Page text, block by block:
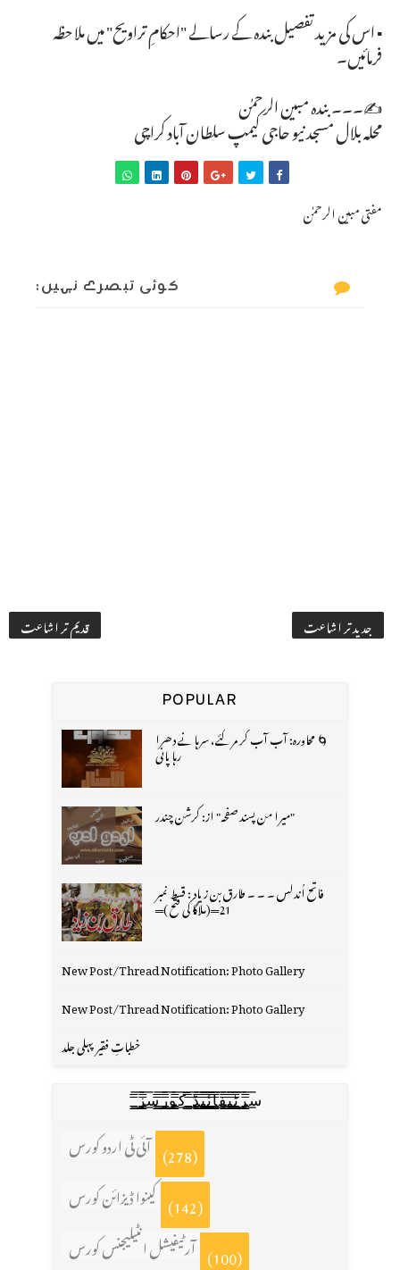
▪️ اس کی مزید تفصیل بندہ کے رسالے "احکامِ تراویح" میں ملاحظہ
فرمائیں۔
✍️۔۔۔ بندہ مبین الرحمٰن
محلہ بلال مسجد نیو حاجی کیمپ سلطان آباد کراچی
مفتی مبین الرحمٰن
کوئی تبصرے نہیں:
جدید تر اشاعت قدیم تر اشاعت
POPULAR
🌀 محاورہ: آب آب کر مر گئے، سرہانے دھرا
رہا پانی
"میرا من پسند صفحہ" از: کرشن چندر
فاتح اُندلس ۔ ۔ ۔ طارق بن زیاد : قسط نمبر
21═(ملاگا کی فتح )═
New Post/Thread Notification: Photo Gallery
New Post/Thread Notification: Photo Gallery
خطباتِ فقیر پہلی جلد
س̳̿͟͞ر̳̿͟͞ٹ̳̿͟͞ی̳̿͟͞ف̳̿͟͞ا̳̿͟͞ي̳̳̿ٔ̿͟͟͞͞ی̳̿͟͞ڈ̳̿͟͞ ̳̿͟͞ک̳̿͟͞و̳̿͟͞ر̳̿͟͞س̳̿͟͞ز̳̿͟͞
آئی ٹی اردو کورس (278)
کینوا ڈیزائن کورس (142)
آرٹیفیشل انٹیلیجنس کورس (100)